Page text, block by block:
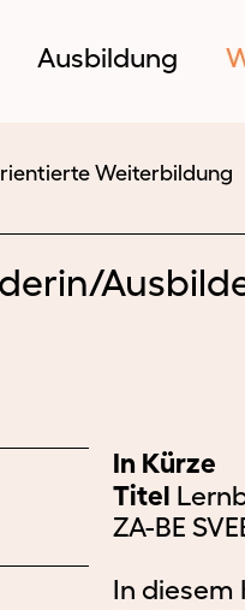
Ausbildung
HF
HF
Weiterbildung
In Kürze
Titel
ZA-BE
In diesem